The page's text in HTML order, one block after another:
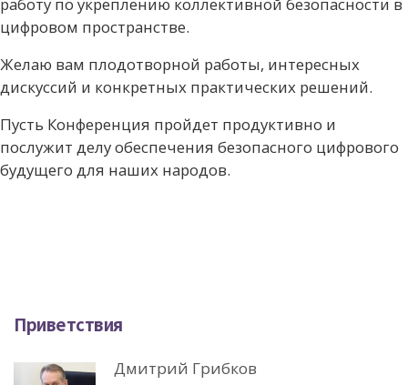
цифровом пространстве.
Желаю вам плодотворной работы, интересных
дискуссий и конкретных практических решений.
Пусть Конференция пройдет продуктивно и
послужит делу обеспечения безопасного цифрового
будущего для наших народов.
Приветствия
Дмитрий Грибков